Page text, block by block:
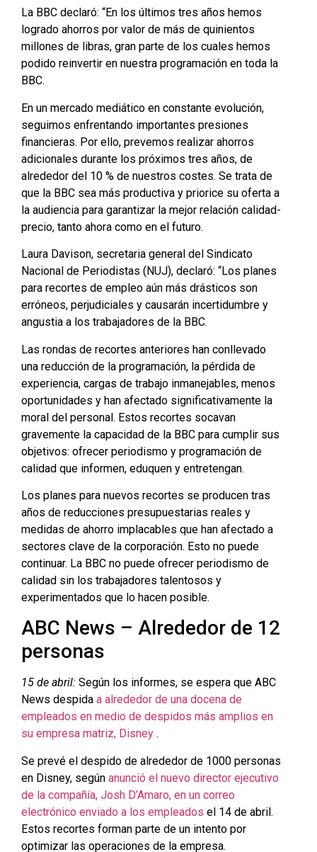
La BBC declaró: “En los últimos tres años hemos
logrado ahorros por valor de más de quinientos
millones de libras, gran parte de los cuales hemos
podido reinvertir en nuestra programación en toda la
BBC.
En un mercado mediático en constante evolución,
seguimos enfrentando importantes presiones
financieras. Por ello, prevemos realizar ahorros
adicionales durante los próximos tres años, de
alrededor del 10 % de nuestros costes. Se trata de
que la BBC sea más productiva y priorice su oferta a
la audiencia para garantizar la mejor relación calidad-
precio, tanto ahora como en el futuro.
Laura Davison, secretaria general del Sindicato
Nacional de Periodistas (NUJ), declaró: “Los planes
para recortes de empleo aún más drásticos son
erróneos, perjudiciales y causarán incertidumbre y
angustia a los trabajadores de la BBC.
Las rondas de recortes anteriores han conllevado
una reducción de la programación, la pérdida de
experiencia, cargas de trabajo inmanejables, menos
oportunidades y han afectado significativamente la
moral del personal. Estos recortes socavan
gravemente la capacidad de la BBC para cumplir sus
objetivos: ofrecer periodismo y programación de
calidad que informen, eduquen y entretengan.
Los planes para nuevos recortes se producen tras
años de reducciones presupuestarias reales y
medidas de ahorro implacables que han afectado a
sectores clave de la corporación. Esto no puede
continuar. La BBC no puede ofrecer periodismo de
calidad sin los trabajadores talentosos y
experimentados que lo hacen posible.
ABC News – Alrededor de 12
personas
15 de abril: Según los informes, se espera que ABC
News despida a alrededor de una docena de
empleados en medio de despidos más amplios en
su empresa matriz, Disney .
Se prevé el despido de alrededor de 1000 personas
en Disney, según anunció el nuevo director ejecutivo
de la compañía, Josh D’Amaro, en un correo
electrónico enviado a los empleados el 14 de abril.
Estos recortes forman parte de un intento por
optimizar las operaciones de la empresa.